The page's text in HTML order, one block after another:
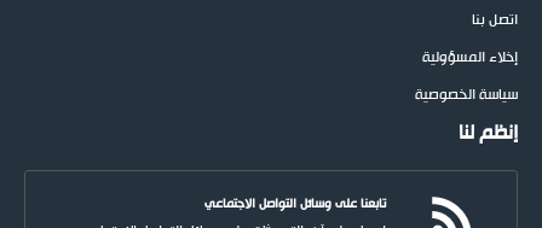
اتصل بنا
إخلاء المسؤولية
سياسة الخصوصية
إنظم لنا
تابعنا على وسائل التواصل الاجتماعي